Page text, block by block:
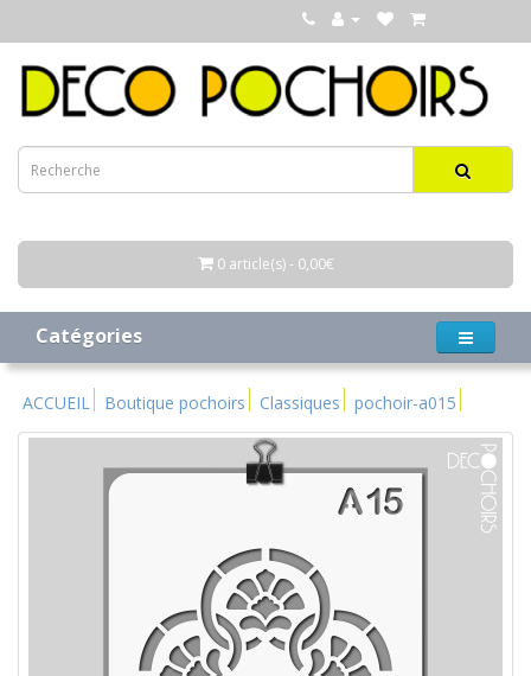
0 article(s) - 0,00€
Catégories
ACCUEIL Boutique pochoirs Classiques pochoir-a015